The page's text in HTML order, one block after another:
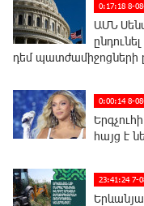
0:17:18 8-
ԱՄՆ
դեմ պատժամիջոցների
0:00:14 8-
հայց է
23:41:24 7-